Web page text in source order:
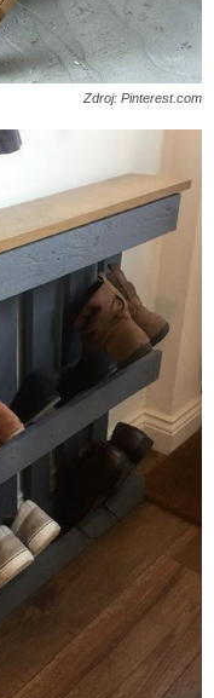
Zdroj: Pinterest.com